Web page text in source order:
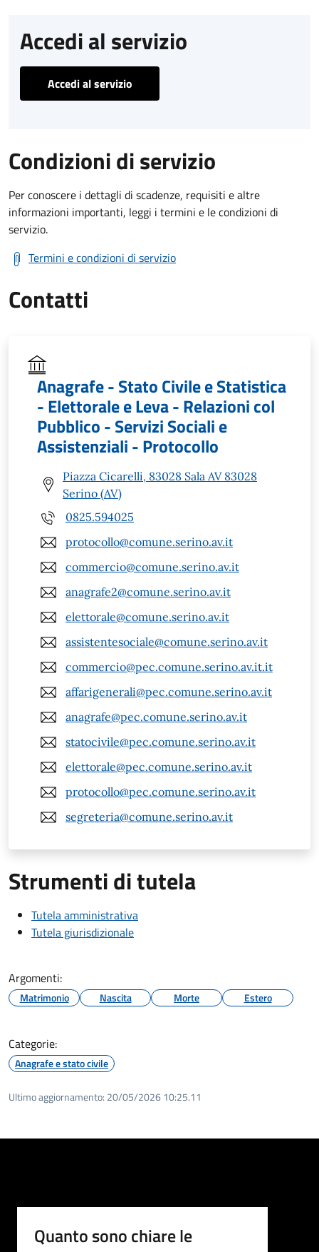
Accedi al servizio
Accedi al servizio
Condizioni di servizio
Per conoscere i dettagli di scadenze, requisiti e altre
informazioni importanti, leggi i termini e le condizioni di
servizio.
Termini e condizioni di servizio
Contatti
Anagrafe - Stato Civile e Statistica
- Elettorale e Leva - Relazioni col
Pubblico - Servizi Sociali e
Assistenziali - Protocollo
Piazza Cicarelli, 83028 Sala AV 83028
Serino (AV)
0825.594025
protocollo@comune.serino.av.it
commercio@comune.serino.av.it
anagrafe2@comune.serino.av.it
elettorale@comune.serino.av.it
assistentesociale@comune.serino.av.it
commercio@pec.comune.serino.av.it.it
affarigenerali@pec.comune.serino.av.it
anagrafe@pec.comune.serino.av.it
statocivile@pec.comune.serino.av.it
elettorale@pec.comune.serino.av.it
protocollo@pec.comune.serino.av.it
segreteria@comune.serino.av.it
Strumenti di tutela
Tutela amministrativa
Tutela giurisdizionale
Argomenti:
Matrimonio Nascita Morte Estero
Categorie:
Anagrafe e stato civile
Ultimo aggiornamento: 20/05/2026 10:25.11
Quanto sono chiare le